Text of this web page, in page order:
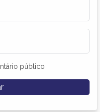
público